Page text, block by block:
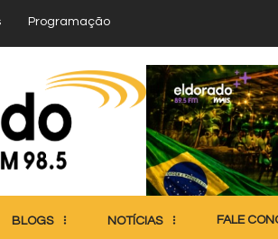
Programação
BLOGS NOTÍCIAS FALE